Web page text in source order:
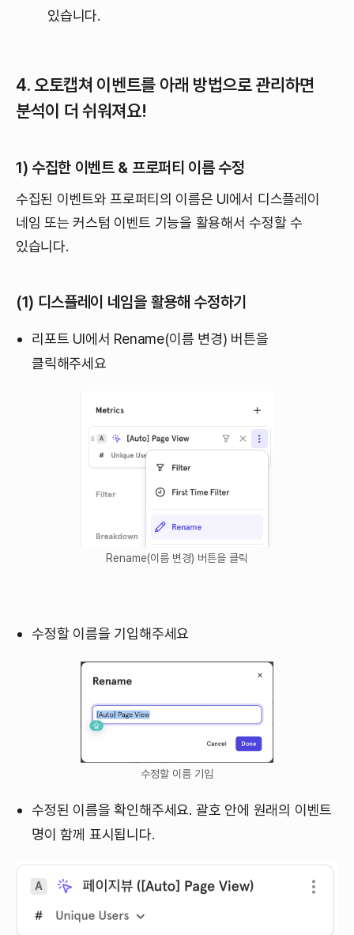
있습니다.
4. 오토캡쳐 이벤트를 아래 방법으로 관리하면
분석이 더 쉬워져요!
1) 수집한 이벤트 & 프로퍼티 이름 수정
수집된 이벤트와 프로퍼티의 이름은 UI에서 디스플레이
네임 또는 커스텀 이벤트 기능을 활용해서 수정할 수
있습니다.
(1) 디스플레이 네임을 활용해 수정하기
리포트 UI에서 Rename(이름 변경) 버튼을
클릭해주세요
Rename(이름 변경) 버튼을 클릭
수정할 이름을 기입해주세요
수정할 이름 기입
수정된 이름을 확인해주세요. 괄호 안에 원래의 이벤트
명이 함께 표시됩니다.